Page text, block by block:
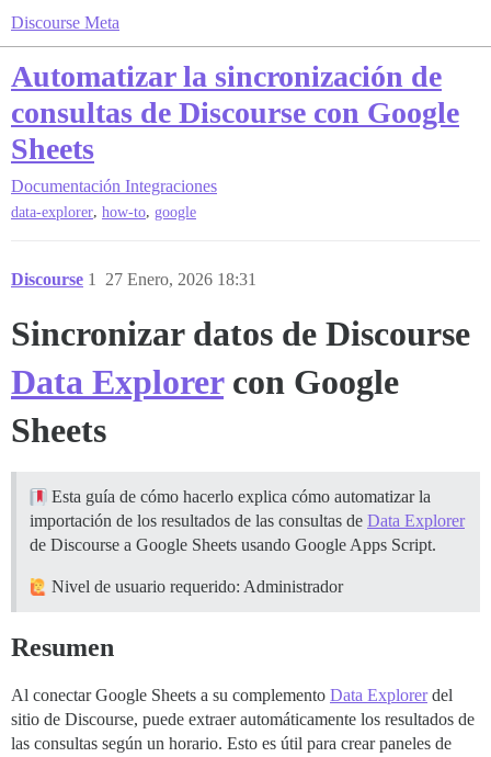
Discourse Meta
Automatizar la sincronización de
consultas de Discourse con Google
Sheets
Documentación Integraciones
data-explorer, how-to, google
Discourse 27 Enero, 2026 18:31
1
Sincronizar datos de Discourse
Data Explorercon Google
Sheets
Esta guía de cómo hacerlo explica cómo automatizar la
importación de los resultados de las consultas de Data Explorer
de Discourse a Google Sheets usando Google Apps Script.
Nivel de usuario requerido: Administrador
Resumen
Al conectar Google Sheets a su complemento Data Explorerdel
sitio de Discourse, puede extraer automáticamente los resultados de
las consultas según un horario. Esto es útil para crear paneles de